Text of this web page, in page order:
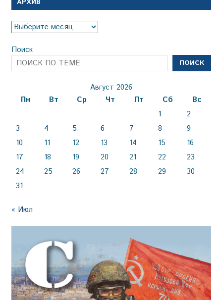
Архив
Поиск
ПОИСК
Август 2026
Пн
Вт Ср Чт Пт Сб
Вс
1
2
3
4 5 6 7 8
9
10
11 12 13 14 15
16
17
18 19 20 21 22
23
24
25 26 27 28 29
30
31
« Июл